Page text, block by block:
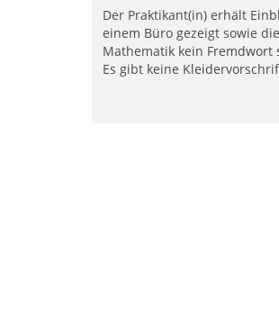
Der Praktikant(in) erhält
einem Büro gezeigt sowie
Mathematik kein
Es gibt keine